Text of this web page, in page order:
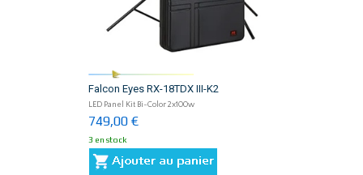
Falcon Eyes RX-18TDX III-K2
LED Panel Kit Bi-Color 2x100w
749,00 €
3 en stock